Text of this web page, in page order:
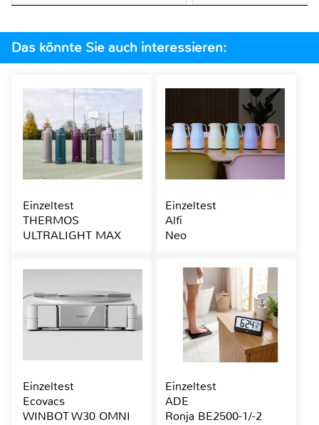
Das könnte Sie auch interessieren:
Einzeltest
THERMOS
ULTRALIGHT MAX
Einzeltest
Alfi
Neo
Einzeltest
Ecovacs
WINBOT W30 OMNI
Einzeltest
ADE
Ronja BE2500-1/-2